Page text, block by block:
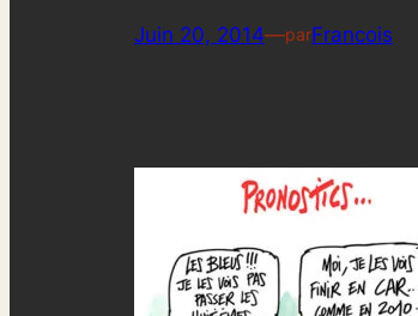
Juin 20, 2014—parFrancois